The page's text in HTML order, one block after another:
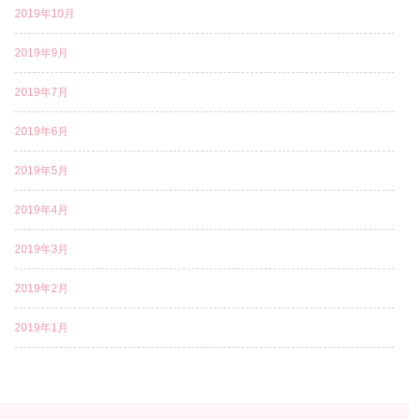
2019年10月
2019年9月
2019年7月
2019年6月
2019年5月
2019年4月
2019年3月
2019年2月
2019年1月